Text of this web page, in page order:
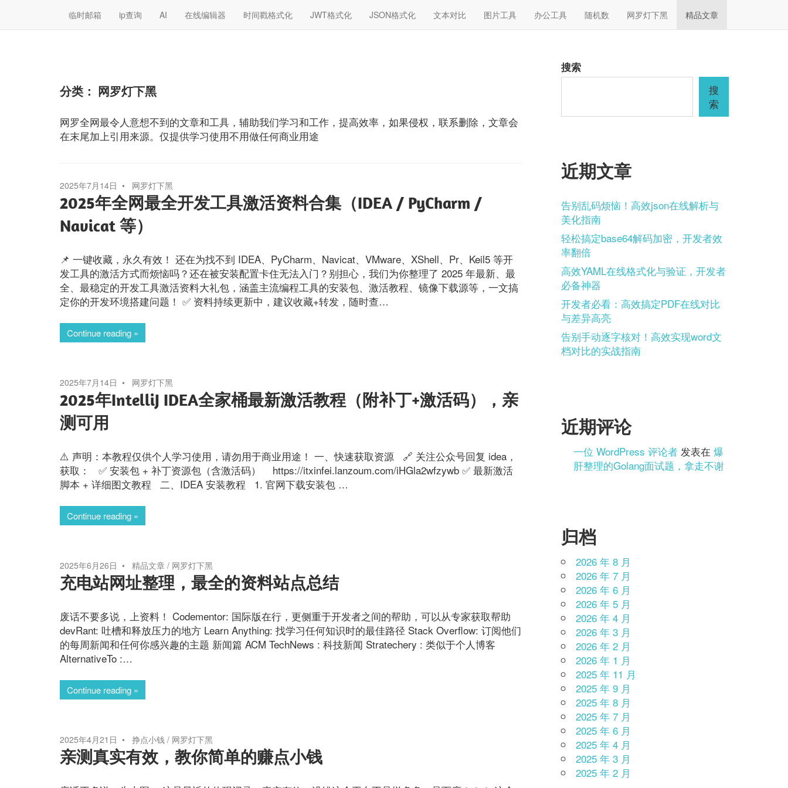
临时邮箱 ip查询 AI 在线编辑器 时间戳格式化 JWT格式化 JSON格式化 文本对比 图片工具 办公工具 随机数 网罗灯下黑 精品文章
分类： 网罗灯下黑
网罗全网最令人意想不到的文章和工具，辅助我们学习和工作，提高效率，如果侵权，联系删除，文章会
在末尾加上引用来源。仅提供学习使用不用做任何商业用途
2025年7月14日 网罗灯下黑
2025年全网最全开发工具激活资料合集（IDEA / PyCharm /
Navicat 等）
📌 一键收藏，永久有效！ 还在为找不到 IDEA、PyCharm、Navicat、VMware、XShell、Pr、Keil5 等开
发工具的激活方式而烦恼吗？还在被安装配置卡住无法入门？别担心，我们为你整理了 2025 年最新、最
全、最稳定的开发工具激活资料大礼包，涵盖主流编程工具的安装包、激活教程、镜像下载源等，一文搞
定你的开发环境搭建问题！ ✅ 资料持续更新中，建议收藏+转发，随时查…
Continue reading
2025年7月14日 网罗灯下黑
2025年IntelliJ IDEA全家桶最新激活教程（附补丁+激活码），亲
测可用
⚠️ 声明：本教程仅供个人学习使用，请勿用于商业用途！ 一、快速获取资源 🔗 关注公众号回复 idea，
获取： ✅ 安装包 + 补丁资源包（含激活码） https://itxinfei.lanzoum.com/iHGla2wfzywb ✅ 最新激活
脚本 + 详细图文教程 二、IDEA 安装教程 1. 官网下载安装包 …
Continue reading
2025年6月26日 精品文章 / 网罗灯下黑
充电站网址整理，最全的资料站点总结
废话不要多说，上资料！ Codementor: 国际版在行，更侧重于开发者之间的帮助，可以从专家获取帮助
devRant: 吐槽和释放压力的地方 Learn Anything: 找学习任何知识时的最佳路径 Stack Overflow: 订阅他们
的每周新闻和任何你感兴趣的主题 新闻篇 ACM TechNews : 科技新闻 Stratechery : 类似于个人博客
AlternativeTo :…
Continue reading
2025年4月21日 挣点小钱 / 网罗灯下黑
亲测真实有效，教你简单的赚点小钱
搜索
搜
索
近期文章
告别乱码烦恼！高效json在线解析与
美化指南
轻松搞定base64解码加密，开发者效
率翻倍
高效YAML在线格式化与验证，开发者
必备神器
开发者必看：高效搞定PDF在线对比
与差异高亮
告别手动逐字核对！高效实现word文
档对比的实战指南
近期评论
一位 WordPress 评论者 发表在爆
肝整理的Golang面试题，拿走不谢
归档
2026 年 8 月
2026 年 7 月
2026 年 6 月
2026 年 5 月
2026 年 4 月
2026 年 3 月
2026 年 2 月
2026 年 1 月
2025 年 11 月
2025 年 9 月
2025 年 8 月
2025 年 7 月
2025 年 6 月
2025 年 4 月
2025 年 3 月
2025 年 2 月